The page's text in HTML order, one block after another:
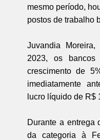
mesmo período,
postos de trabalho
Juvandia
2023, os bancos
crescimento de
imediatamente
lucro líquido de R$
Durante a entrega
da categoria à